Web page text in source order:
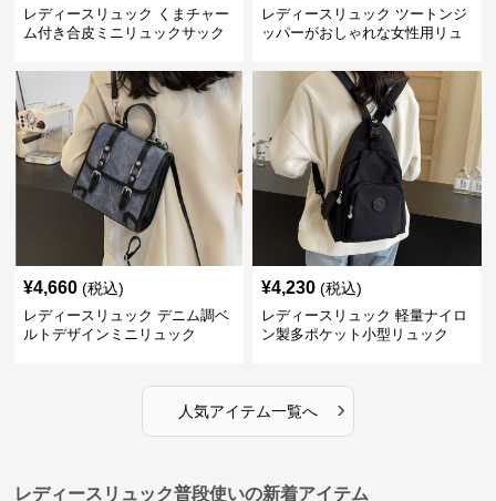
レディースリュック くまチャー
ム付き合皮ミニリュックサック
レディースリュック ツートンジ
ッパーがおしゃれな女性用リュ
¥4,660 (税込)
レディースリュック デニム調ベ
ルトデザインミニリュック
¥4,230 (税込)
レディースリュック 軽量ナイロ
ン製多ポケット小型リュック
人気アイテム一覧へ ›
レディースリュック普段使いの新着アイテム